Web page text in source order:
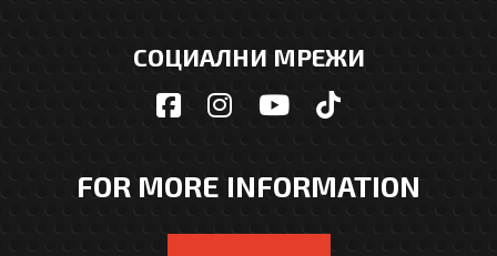
СОЦИАЛНИ МРЕЖИ
FOR MORE INFORMATION